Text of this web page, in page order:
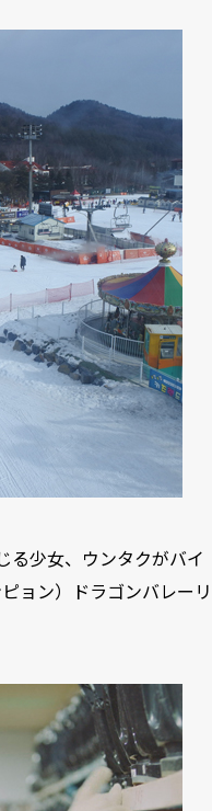
る少女、ウンタクがバイ
ョン）ドラゴンバレーリ